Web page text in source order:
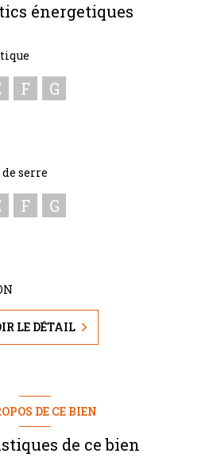
énergetiques
F G
serre
F G
LE DÉTAIL
DE CE BIEN
de ce bien